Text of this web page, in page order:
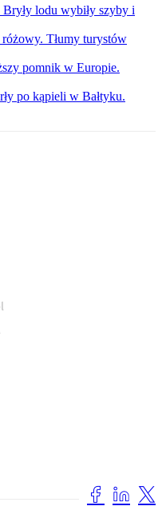
lodu wybiły szyby i
Tłumy turystów
pomnik w Europie.
po kąpieli w Bałtyku.